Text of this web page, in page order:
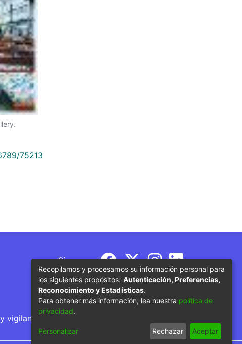
75213
Síguenos
vigilancia por parte del Ministerio de Educación
Recopilamos y procesamos su información personal para
los siguientes propósitos: Autenticación, Preferencias,
Reconocimiento y Estadísticas.
Para obtener más información, lea nuestra política de
privacidad.
Personalizar Rechazar Aceptar